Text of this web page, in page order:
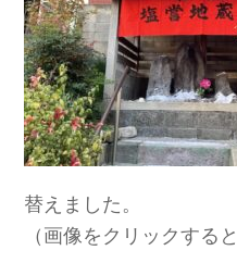
替えました。
（画像をクリックする